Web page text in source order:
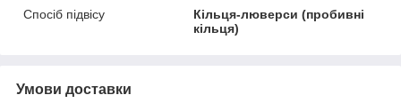
Спосіб підвісу
Кільця-люверси (пробивні
кільця)
Умови доставки